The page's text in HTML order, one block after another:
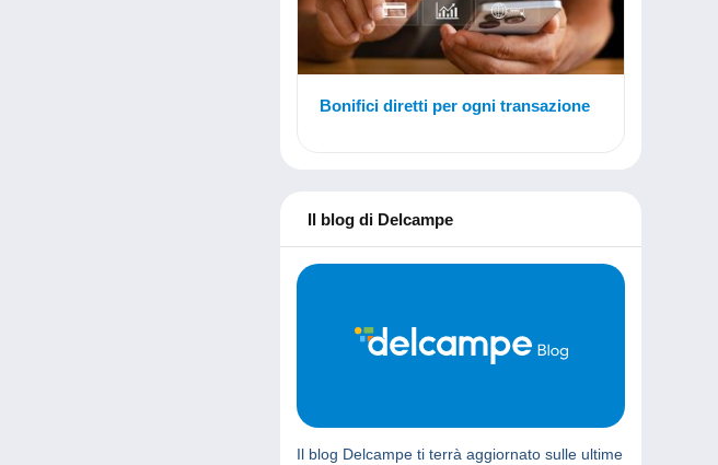
Bonifici diretti per ogni transazione
Il blog di Delcampe
Il blog Delcampe ti terrà aggiornato sulle ultime